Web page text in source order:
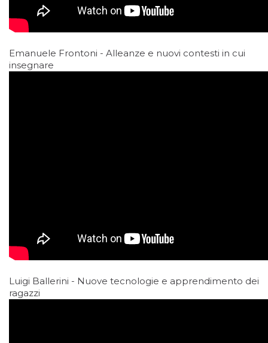
Emanuele Frontoni - Alleanze e nuovi contesti in cui
insegnare
Luigi Ballerini - Nuove tecnologie e apprendimento dei
ragazzi